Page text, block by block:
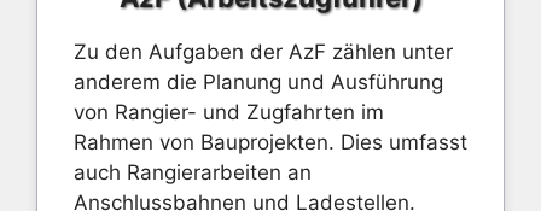
Zu den Aufgaben der AzF zählen unter
anderem die Planung und Ausführung
von Rangier- und Zugfahrten im
Rahmen von Bauprojekten. Dies umfasst
auch Rangierarbeiten an
Anschlussbahnen und Ladestellen.